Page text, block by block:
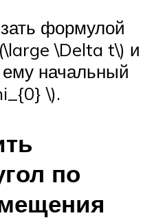
формулой
\Delta t\) и
начальный
\).
по